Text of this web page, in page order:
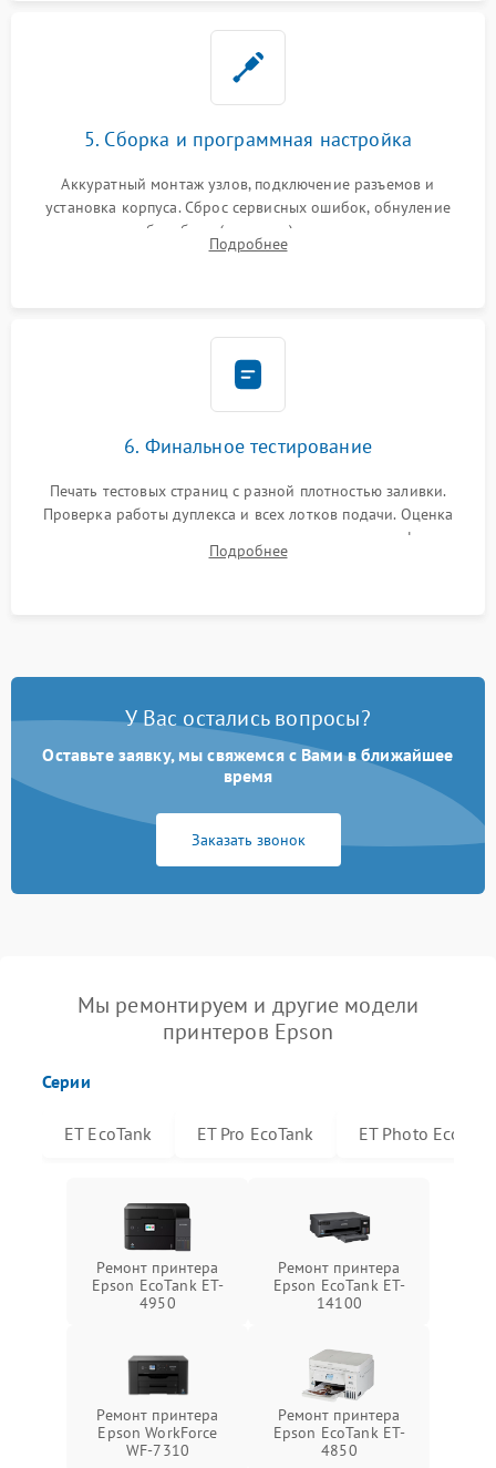
5. Сборка и программная настройка
Аккуратный монтаж узлов, подключение разъемов и
установка корпуса. Сброс сервисных ошибок, обнуление
счетчиков абсорбера (памперса) или узла переноса,
обновление прошивки и программная калибровка аппарата.
Подробнее
6. Финальное тестирование
Печать тестовых страниц с разной плотностью заливки.
Проверка работы дуплекса и всех лотков подачи. Оценка
качества запекания тонера и полное отсутствие дефектов
изображения перед выдачей готового устройства.
Подробнее
У Вас остались вопросы?
Оставьте заявку, мы свяжемся с Вами в ближайшее
время
Заказать звонок
Мы ремонтируем и другие модели
принтеров Epson
Серии
ET EcoTank ET Pro EcoTank ET Photo
Ремонт принтера
Epson EcoTank ET-
4950
Ремонт принтера
Epson EcoTank ET-
14100
Ремонт принтера
Epson WorkForce
WF-7310
Ремонт принтера
Epson EcoTank ET-
4850